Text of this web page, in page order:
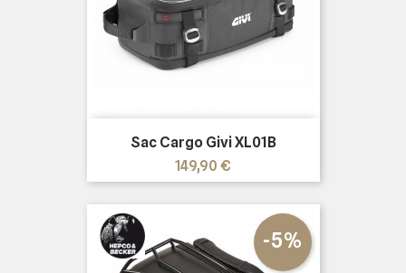
Sac Cargo Givi XL01B
Prix
149,90 €
-5%